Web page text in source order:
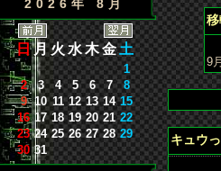
2026年 8月
日月火水木金土
1
2
3 4 5 6 7
8
9 10 11 12 13 14 15
16 17 18 19 20 21 22
23 24 25 26 27 28 29
30 31
9
キュウ